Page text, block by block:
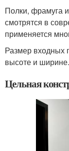
Полки, фрамуга
смотрятся в
применяется
Размер входных
высоте и ширине.
Цельная